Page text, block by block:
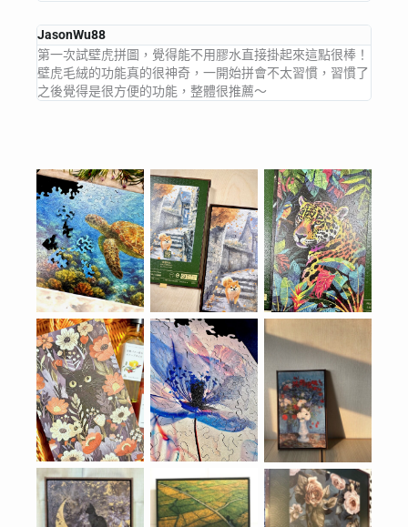
JasonWu88
第一次試壁虎拼圖，覺得能不用膠水直接掛起來這點很棒！
壁虎毛絨的功能真的很神奇，一開始拼會不太習慣，習慣了
之後覺得是很方便的功能，整體很推薦～